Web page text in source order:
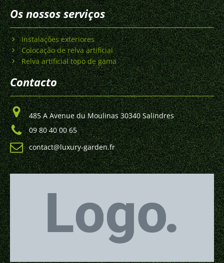
Os nossos serviços
Instalações exteriores
Colocação de relva artificial
Relva artificial topo de gama
Contacto
485 A Avenue du Moulinas 30340 Salindres
09 80 40 00 65
contact@luxury-garden.fr